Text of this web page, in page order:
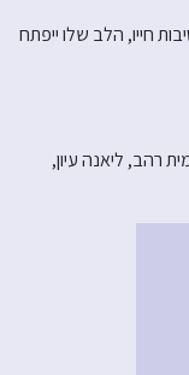
חייו, הלב שלו ייפתח
רהב, ליאנה עיון,